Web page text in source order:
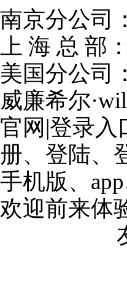
南京分公司
上 海 总
美国分公司
威廉希尔
官网|登录入
册、登陆、
手机版、
欢迎前来体